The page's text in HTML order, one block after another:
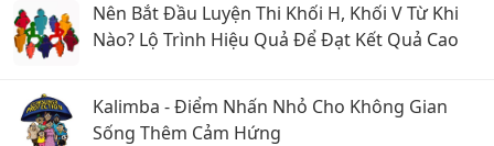
Nên Bắt Đầu Luyện Thi Khối H, Khối V Từ Khi
Nào? Lộ Trình Hiệu Quả Để Đạt Kết Quả Cao
Kalimba - Điểm Nhấn Nhỏ Cho Không Gian
Sống Thêm Cảm Hứng